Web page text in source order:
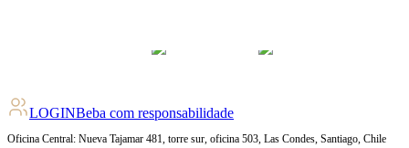
LOGINBeba com responsabilidade
Oficina Central: Nueva Tajamar 481, torre sur, oficina 503, Las Condes, Santiago, Chile